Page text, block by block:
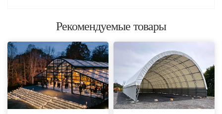
Рекомендуемые товары